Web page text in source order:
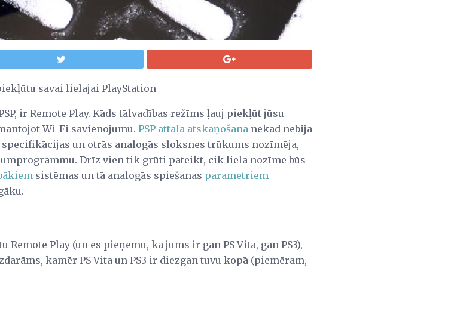
savai lielajai PlayStation
ir Remote Play. Kāds tālvadības režīms ļauj piekļūt jūsu
Wi-Fi savienojumu. PSP attālā atskaņošana nekad nebija
un otrās analogās sloksnes trūkums nozīmēja,
Drīz vien tik grūti pateikt, cik liela nozīme būs
sistēmas un tā analogās spiešanas parametriem
Play (un es pieņemu, ka jums ir gan PS Vita, gan PS3),
kamēr PS Vita un PS3 ir diezgan tuvu kopā (piemēram,